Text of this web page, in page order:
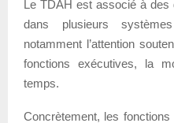
Le TDAH est associé à des
dans plusieurs
notamment l’attention
fonctions exécutives, la
temps.
Concrètement, les